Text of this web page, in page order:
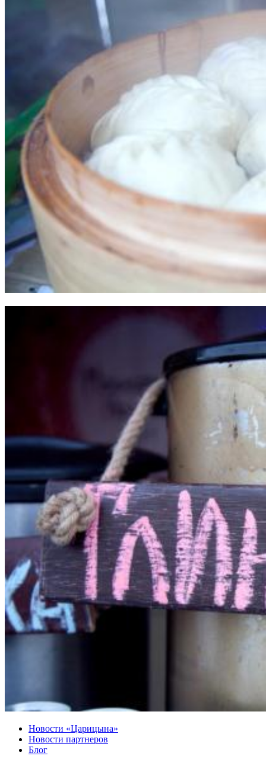
Новости «Царицына»
Новости партнеров
Блог